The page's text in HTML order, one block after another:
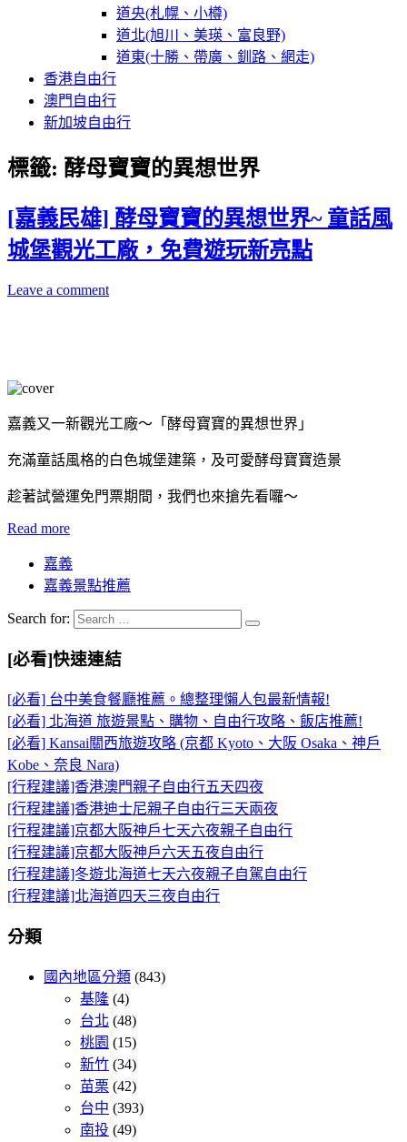
道央(札幌、小樽)
道北(旭川、美瑛、富良野)
道東(十勝、帶廣、釧路、網走)
香港自由行
澳門自由行
新加坡自由行
標籤: 酵母寶寶的異想世界
[嘉義民雄] 酵母寶寶的異想世界~ 童話風
城堡觀光工廠，免費遊玩新亮點
Leave a comment
嘉義又一新觀光工廠～「酵母寶寶的異想世界」
充滿童話風格的白色城堡建築，及可愛酵母寶寶造景
趁著試營運免門票期間，我們也來搶先看囉～
Read more
嘉義
嘉義景點推薦
Search for:
[必看]快速連結
[必看] 台中美食餐廳推薦。總整理懶人包最新情報!
[必看] 北海道 旅遊景點、購物、自由行攻略、飯店推薦!
[必看] Kansai關西旅遊攻略 (京都 Kyoto、大阪 Osaka、神戶
Kobe、奈良 Nara)
[行程建議]香港澳門親子自由行五天四夜
[行程建議]香港迪士尼親子自由行三天兩夜
[行程建議]京都大阪神戶七天六夜親子自由行
[行程建議]京都大阪神戶六天五夜自由行
[行程建議]冬遊北海道七天六夜親子自駕自由行
[行程建議]北海道四天三夜自由行
分類
國內地區分類 (843)
基隆 (4)
台北 (48)
桃園 (15)
新竹 (34)
苗栗 (42)
台中 (393)
南投 (49)